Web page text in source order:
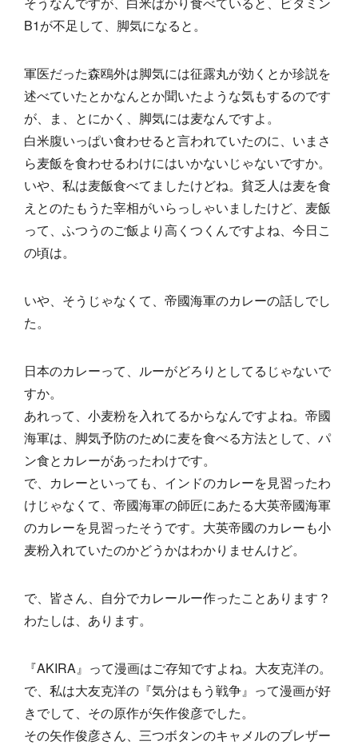
B1が不足して、脚気になると。
軍医だった森鴎外は脚気には征露丸が効くとか珍説を
述べていたとかなんとか聞いたような気もするのです
が、ま、とにかく、脚気には麦なんですよ。
白米腹いっぱい食わせると言われていたのに、いまさ
ら麦飯を食わせるわけにはいかないじゃないですか。
いや、私は麦飯食べてましたけどね。貧乏人は麦を食
えとのたもうた宰相がいらっしゃいましたけど、麦飯
って、ふつうのご飯より高くつくんですよね、今日こ
の頃は。
いや、そうじゃなくて、帝國海軍のカレーの話しでし
た。
日本のカレーって、ルーがどろりとしてるじゃないで
すか。
あれって、小麦粉を入れてるからなんですよね。帝國
海軍は、脚気予防のために麦を食べる方法として、パ
ン食とカレーがあったわけです。
で、カレーといっても、インドのカレーを見習ったわ
けじゃなくて、帝國海軍の師匠にあたる大英帝國海軍
のカレーを見習ったそうです。大英帝國のカレーも小
麦粉入れていたのかどうかはわかりませんけど。
で、皆さん、自分でカレールー作ったことあります？
わたしは、あります。
『AKIRA』って漫画はご存知ですよね。大友克洋の。
で、私は大友克洋の『気分はもう戦争』って漫画が好
きでして、その原作が矢作俊彦でした。
その矢作俊彦さん、三つボタンのキャメルのブレザー